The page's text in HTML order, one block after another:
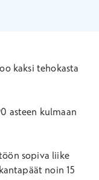
kaksi tehokasta
asteen kulmaan
sopiva liike
noin 15